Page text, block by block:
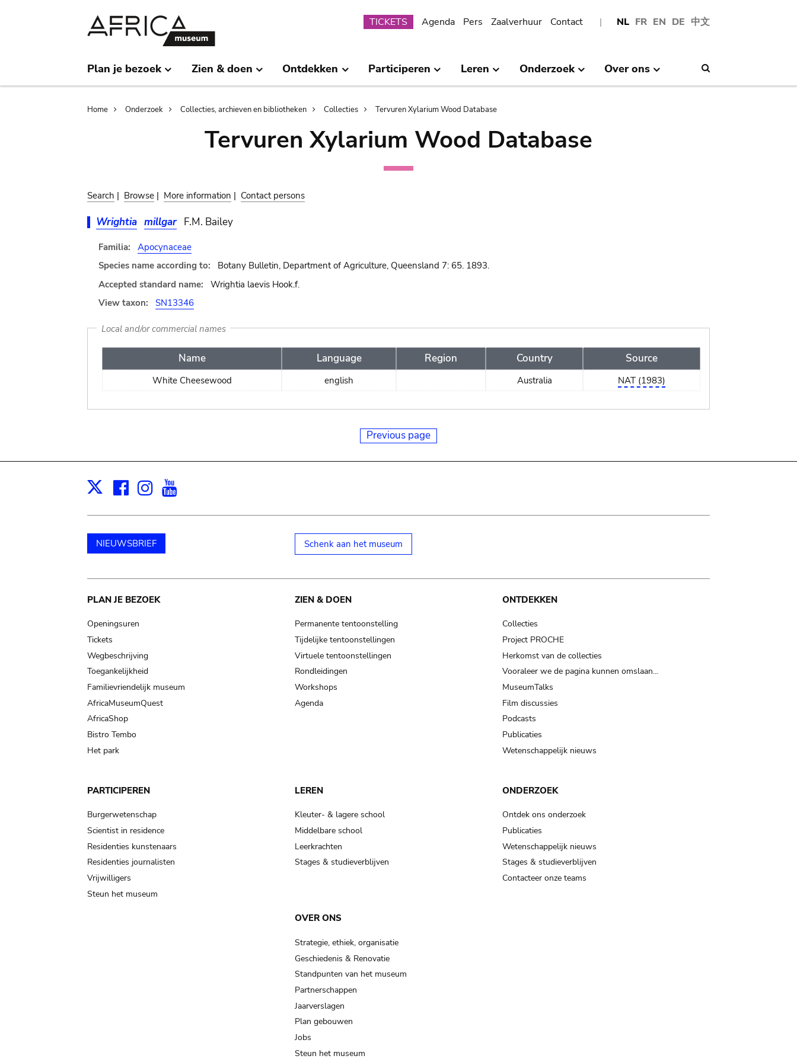
NL FR EN DE 中文
Submenu
TICKETS Agenda Pers Zaalverhuur Contact
Plan je bezoek Zien & doen Ontdekken Participeren Leren Onderzoek Over ons
Breadcrumb
Home Onderzoek Collecties, archieven en bibliotheken Collecties Tervuren Xylarium Wood Database
Tervuren Xylarium Wood Database
Search | Browse | More information | Contact persons
Wrightia millgar F.M. Bailey
Familia:
Apocynaceae
Species name according to:
Botany Bulletin, Department of Agriculture, Queensland 7: 65. 1893.
Accepted standard name:
Wrightia laevis Hook.f.
View taxon:
SN13346
Local and/or commercial names
Name Language Region Country Source
White Cheesewood english Australia NAT (1983)
Previous page
X Facebook
Instagram
NIEUWSBRIEF Schenk aan het museum
Main
navigation
PLAN JE BEZOEK
Openingsuren
Tickets
Wegbeschrijving
Toegankelijkheid
Familievriendelijk museum
AfricaMuseumQuest
AfricaShop
Bistro Tembo
Het park
ZIEN & DOEN
Permanente tentoonstelling
Tijdelijke tentoonstellingen
Virtuele tentoonstellingen
Rondleidingen
Workshops
Agenda
ONTDEKKEN
Collecties
Project PROCHE
Herkomst van de collecties
Vooraleer we de pagina kunnen omslaan…
MuseumTalks
Film discussies
Podcasts
Publicaties
Wetenschappelijk nieuws
PARTICIPEREN
Burgerwetenschap
Scientist in residence
Residenties kunstenaars
Residenties journalisten
Vrijwilligers
Steun het museum
LEREN
Kleuter- & lagere school
Middelbare school
Leerkrachten
Stages & studieverblijven
ONDERZOEK
Ontdek ons onderzoek
Publicaties
Wetenschappelijk nieuws
Stages & studieverblijven
Contacteer onze teams
OVER ONS
Strategie, ethiek, organisatie
Geschiedenis & Renovatie
Standpunten van het museum
Partnerschappen
Jaarverslagen
Plan gebouwen
Jobs
Steun het museum